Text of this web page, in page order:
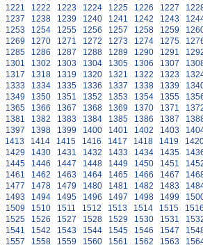
1221 1222 1223 1224 1225 1226 1227
1237 1238 1239 1240 1241 1242 1243
1253 1254 1255 1256 1257 1258 1259
1269 1270 1271 1272 1273 1274 1275
1285 1286 1287 1288 1289 1290 1291
1301 1302 1303 1304 1305 1306 1307
1317 1318 1319 1320 1321 1322 1323
1333 1334 1335 1336 1337 1338 1339
1349 1350 1351 1352 1353 1354 1355
1365 1366 1367 1368 1369 1370 1371
1381 1382 1383 1384 1385 1386 1387
1397 1398 1399 1400 1401 1402 1403
1413 1414 1415 1416 1417 1418 1419
1429 1430 1431 1432 1433 1434 1435
1445 1446 1447 1448 1449 1450 1451
1461 1462 1463 1464 1465 1466 1467
1477 1478 1479 1480 1481 1482 1483
1493 1494 1495 1496 1497 1498 1499
1509 1510 1511 1512 1513 1514 1515
1525 1526 1527 1528 1529 1530 1531
1541 1542 1543 1544 1545 1546 1547
1557 1558 1559 1560 1561 1562 1563